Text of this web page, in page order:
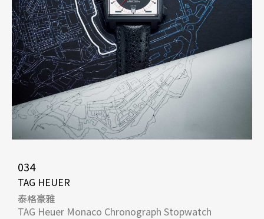
034
TAG HEUER
泰格豪雅
TAG Heuer Monaco Chronograph Stopwatch